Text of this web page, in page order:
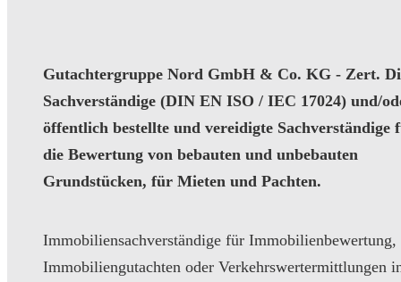
Gutachtergruppe Nord GmbH & Co. KG - Zert.
Sachverständige (DIN EN ISO / IEC 17024) und/
öffentlich bestellte und vereidigte Sachverständige
die Bewertung von bebauten und unbebauten
Grundstücken, für Mieten und Pachten.
Immobiliensachverständige für Immobilienbewertung,
Immobiliengutachten oder Verkehrswertermittlungen